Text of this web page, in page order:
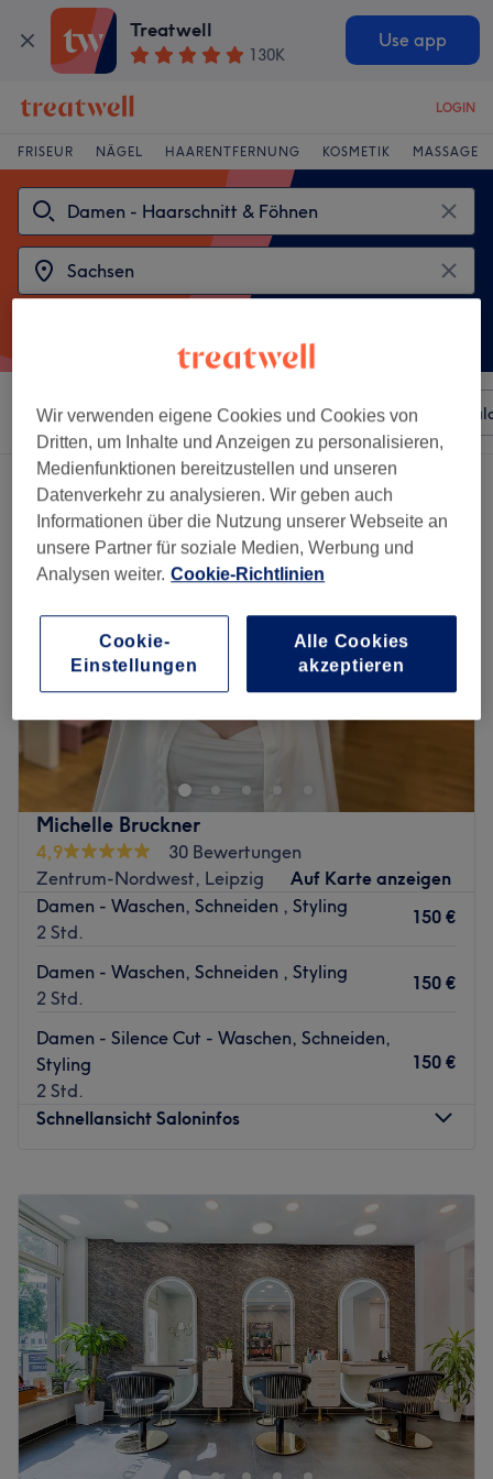
Treatwell
130K
Use app
LOGIN
FRISEUR NÄGEL HAARENTFERNUNG KOSMETIK MASSAGE
Sortieren nach Beliebiger Preis Besonderheiten
2 Salons die anbieten: damen - haarschnitt & föhnen in Sachsen
Michelle Bruckner
4,9
30 Bewertungen
Zentrum-Nordwest, Leipzig
Auf Karte anzeigen
Damen - Waschen, Schneiden , Styling
2 Std.
150 €
Damen - Waschen, Schneiden , Styling
2 Std.
150 €
Damen - Silence Cut - Waschen, Schneiden,
Styling
2 Std.
150 €
Schnellansicht Saloninfos
08:00–
Mittwoch
08:00–
Donnerstag
08:00–19:00
Freitag
08:00–19:00
Samstag
Geschlossen
Sonntag
Geschlossen
Bist du gelangweilt von deinen Haaren und brauchst eine
Veränderung? Dann ist der Salon Michelle Bruckner in
Leipzig-Mitte genau der Richtige. Nach einer
individuellen Beratung wird für dich ein neuer Schnitt
Wir verwenden eigene Cookies und Cookies von
Dritten, um Inhalte und Anzeigen zu personalisieren,
Medienfunktionen bereitzustellen und unseren
Datenverkehr zu analysieren. Wir geben auch
Informationen über die Nutzung unserer Webseite an
unsere Partner für soziale Medien, Werbung und
Analysen weiter. Cookie-Richtlinien
Cookie-
Einstellungen
Alle Cookies
akzeptieren